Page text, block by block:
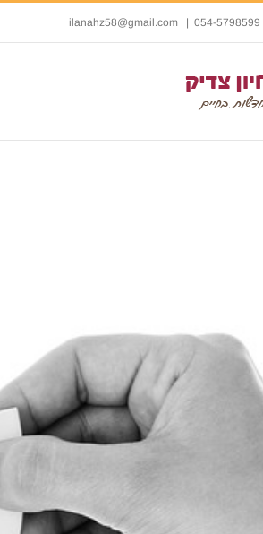
|
ilanahz58@gmail.com